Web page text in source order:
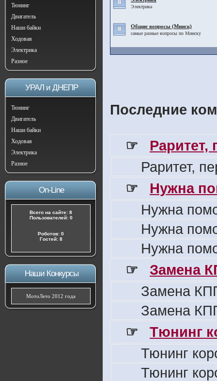
Тюнинг
Двигатель
Наши байки
Ходовая
Электрика
Разное
УРАЛ и ДНЕПР
Тюнинг
Двигатель
Наши байки
Ходовая
Электрика
Разное
On-Line
Всего на сайте: 8
Пользователей: 0
Роботов: 0
Гостей: 8
Наши Конкурсы
МотоЛето 2012 года
Электрика
Общие вопросы (Минск)
самые разные вопросы по Минску
Последние
☞
Раритет,
Раритет,
☞
Нужна
Нужна
Нужна
Нужна
☞
Замена
Замена
Замена
☞
Тюнинг
Тюнинг
Тюнинг